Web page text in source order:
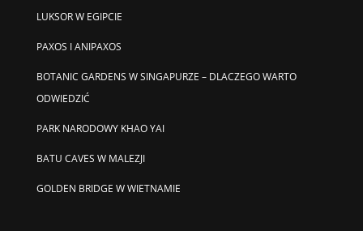
LUKSOR W EGIPCIE
PAXOS I ANIPAXOS
BOTANIC GARDENS W SINGAPURZE – DLACZEGO WARTO
ODWIEDZIĆ
PARK NARODOWY KHAO YAI
BATU CAVES W MALEZJI
GOLDEN BRIDGE W WIETNAMIE